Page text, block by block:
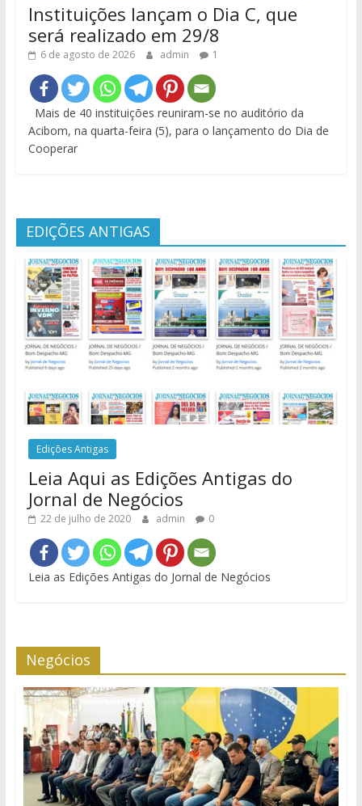
Instituições lançam o Dia C, que
será realizado em 29/8
6 de agosto de 2026 admin 1
Mais de 40 instituições reuniram-se no auditório da
Acibom, na quarta-feira (5), para o lançamento do Dia de
Cooperar
EDIÇÕES ANTIGAS
Edições Antigas
Leia Aqui as Edições Antigas do
Jornal de Negócios
22 de julho de 2020 admin 0
Leia as Edições Antigas do Jornal de Negócios
Negócios